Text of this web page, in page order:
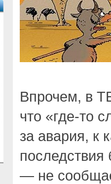
Впрочем, в
что «где-то
за авария, к
последствия
— не